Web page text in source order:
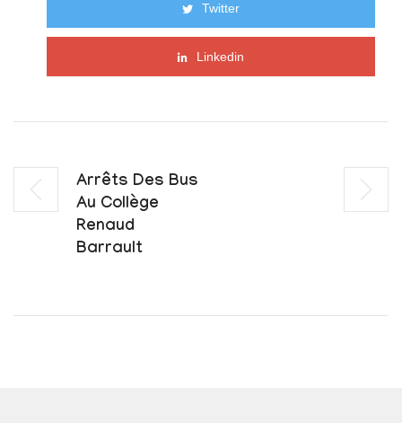
Twitter
Linkedin
Arrêts Des Bus
Au Collège
Renaud
Barrault